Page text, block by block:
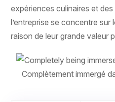
expériences culinaires et des
l’entreprise se concentre sur
raison de leur grande valeur
Complètement immergé